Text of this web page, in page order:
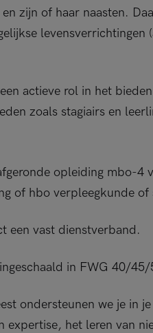
zijn of haar naasten.
actieve rol in het
zoals stagiairs en
opleiding mbo-4
of hbo verpleegkunde
een vast dienstverband.
in FWG 40/45/
ondersteunen we je in
expertise, het leren van